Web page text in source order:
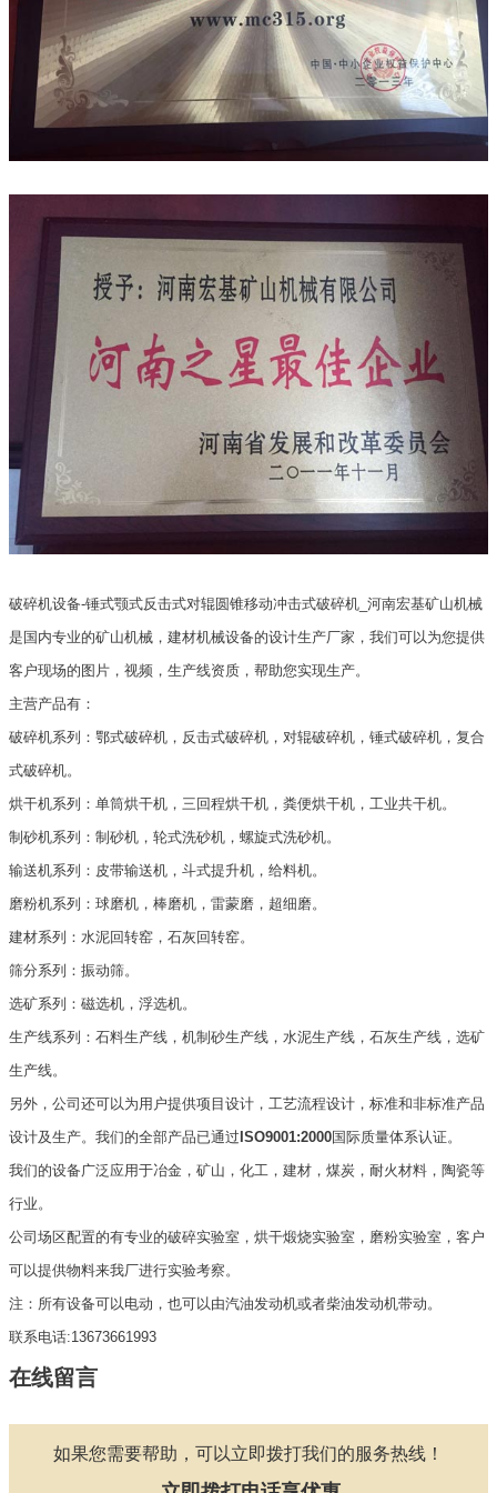
破碎机设备-锤式颚式反击式对辊圆锥移动冲击式破碎机_河南宏基矿山机械
是国内专业的矿山机械，建材机械设备的设计生产厂家，我们可以为您提供
客户现场的图片，视频，生产线资质，帮助您实现生产。
主营产品有：
破碎机系列：鄂式破碎机，反击式破碎机，对辊破碎机，锤式破碎机，复合
式破碎机。
烘干机系列：单筒烘干机，三回程烘干机，粪便烘干机，工业共干机。
制砂机系列：制砂机，轮式洗砂机，螺旋式洗砂机。
输送机系列：皮带输送机，斗式提升机，给料机。
磨粉机系列：球磨机，棒磨机，雷蒙磨，超细磨。
建材系列：水泥回转窑，石灰回转窑。
筛分系列：振动筛。
选矿系列：磁选机，浮选机。
生产线系列：石料生产线，机制砂生产线，水泥生产线，石灰生产线，选矿
生产线。
另外，公司还可以为用户提供项目设计，工艺流程设计，标准和非标准产品
设计及生产。我们的全部产品已通过ISO9001:2000国际质量体系认证。
我们的设备广泛应用于冶金，矿山，化工，建材，煤炭，耐火材料，陶瓷等
行业。
公司场区配置的有专业的破碎实验室，烘干煅烧实验室，磨粉实验室，客户
可以提供物料来我厂进行实验考察。
注：所有设备可以电动，也可以由汽油发动机或者柴油发动机带动。
联系电话:13673661993
在线留言
如果您需要帮助，可以立即拨打我们的服务热线！